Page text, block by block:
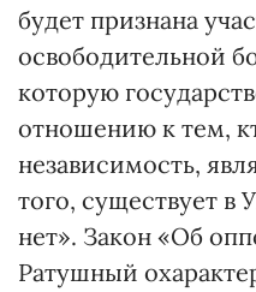
будет признана
освободительной
которую
отношению к тем,
независимость,
того, существует в
нет». Закон «Об
Ратушный